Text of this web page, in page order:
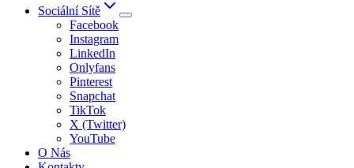
Sociální Sítě
Facebook
Instagram
LinkedIn
Onlyfans
Pinterest
Snapchat
TikTok
X (Twitter)
YouTube
O Nás